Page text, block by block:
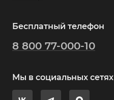
Бесплатный телефон
8 800 77-000-10
Мы в социальных сетях